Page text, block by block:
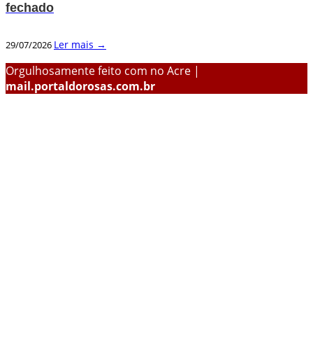
fechado
29/07/2026 Ler mais →
Orgulhosamente feito com no Acre |
mail.portaldorosas.com.br